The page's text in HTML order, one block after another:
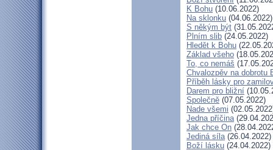
K Bohu (10.06.2022)
Na sklonku (04.06.2022)
S někým být
Plním slib (24.05.2022)
Hledět k Bohu
Základ všeho
To, co nemáš
Chvalozpěv na dobrotu
Příběh lásky pro
Darem pro bližní
Společně (07.05.2022)
Nade všemi
Jedna příčina
Jak chce On
Jediná síla(26.04.2022)
Boží lásku (24.04.2022)